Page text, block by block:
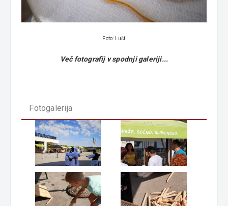
Foto: Lušt
Več fotografij v spodnji galeriji...
Fotogalerija